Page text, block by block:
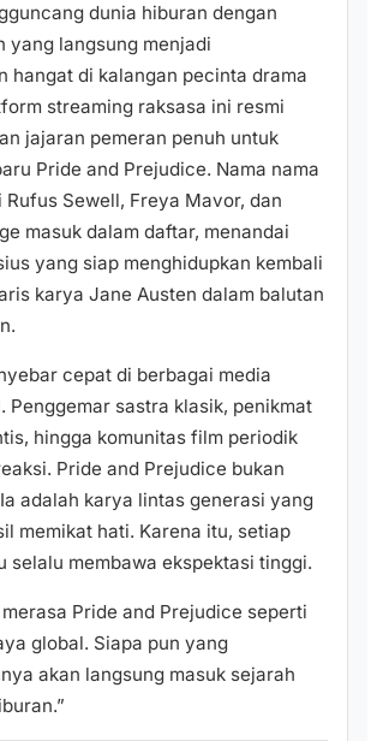
dunia hiburan dengan
yang langsung menjadi
hangat di kalangan pecinta drama
streaming raksasa ini resmi
jajaran pemeran penuh untuk
Pride and Prejudice. Nama nama
Rufus Sewell, Freya Mavor, dan
masuk dalam daftar, menandai
yang siap menghidupkan kembali
karya Jane Austen dalam balutan
cepat di berbagai media
Penggemar sastra klasik, penikmat
hingga komunitas film periodik
Pride and Prejudice bukan
adalah karya lintas generasi yang
memikat hati. Karena itu, setiap
selalu membawa ekspektasi tinggi.
Pride and Prejudice seperti
global. Siapa pun yang
akan langsung masuk sejarah